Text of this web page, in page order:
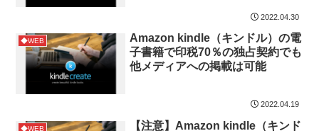
2022.04.30
◆WEB
Amazon kindle（キンドル）の電
子書籍で印税70％の独占契約でも
他メディアへの掲載は可能
2022.04.19
◆WEB 【注意】Amazon kindle（キンド